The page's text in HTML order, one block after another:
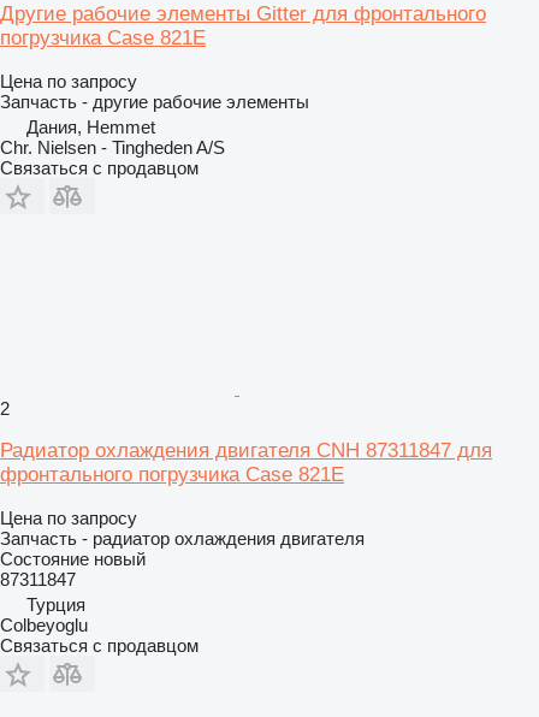
Другие рабочие элементы Gitter для фронтального
погрузчика Case 821E
Цена по запросу
Запчасть - другие рабочие элементы
Дания, Hemmet
Chr. Nielsen - Tingheden A/S
Связаться с продавцом
2
Радиатор охлаждения двигателя CNH 87311847 для
фронтального погрузчика Case 821E
Цена по запросу
Запчасть - радиатор охлаждения двигателя
Состояние новый
87311847
Турция
Colbeyoglu
Связаться с продавцом